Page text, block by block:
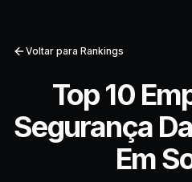
Voltar para Rankings
Top 10
Segurança
Em